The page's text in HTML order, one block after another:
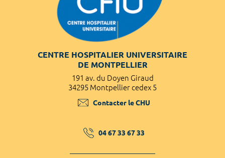
CENTRE HOSPITALIER UNIVERSITAIRE
DE MONTPELLIER
191 av. du Doyen Giraud
34295 Montpellier cedex 5
Contacter le CHU
04 67 33 67 33